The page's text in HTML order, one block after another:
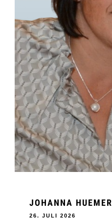
JOHANNA HUEMER
26. JULI 2026